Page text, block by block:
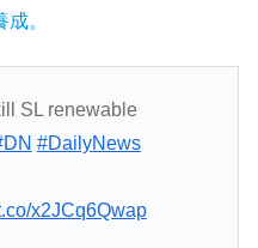
。
SL renewable
#DailyNews
x2JCq6Qwap